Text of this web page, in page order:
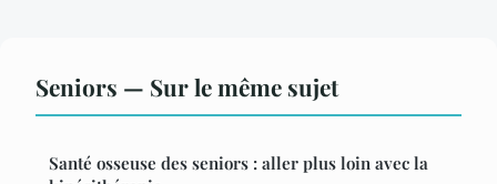
Seniors — Sur le même sujet
Santé osseuse des seniors : aller plus loin avec la